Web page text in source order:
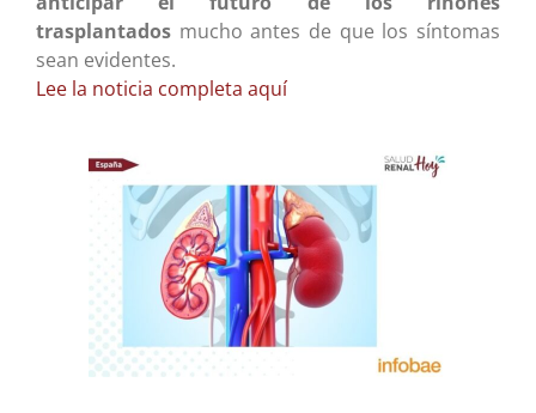
trasplantados mucho antes de que los síntomas
sean evidentes.
Lee la noticia completa aquí